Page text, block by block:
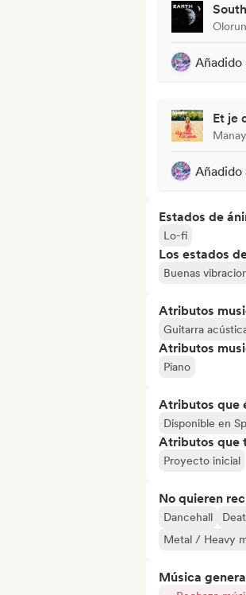
Añadido
Et je
Añadido
Estados de
Lo-fi
Los estados
Buenas
Atributos
Guitarra
Atributos
Piano
Atributos que
Disponible en
Atributos que
Proyecto inicial
No quieren
Dancehall
Metal / Heavy
Música